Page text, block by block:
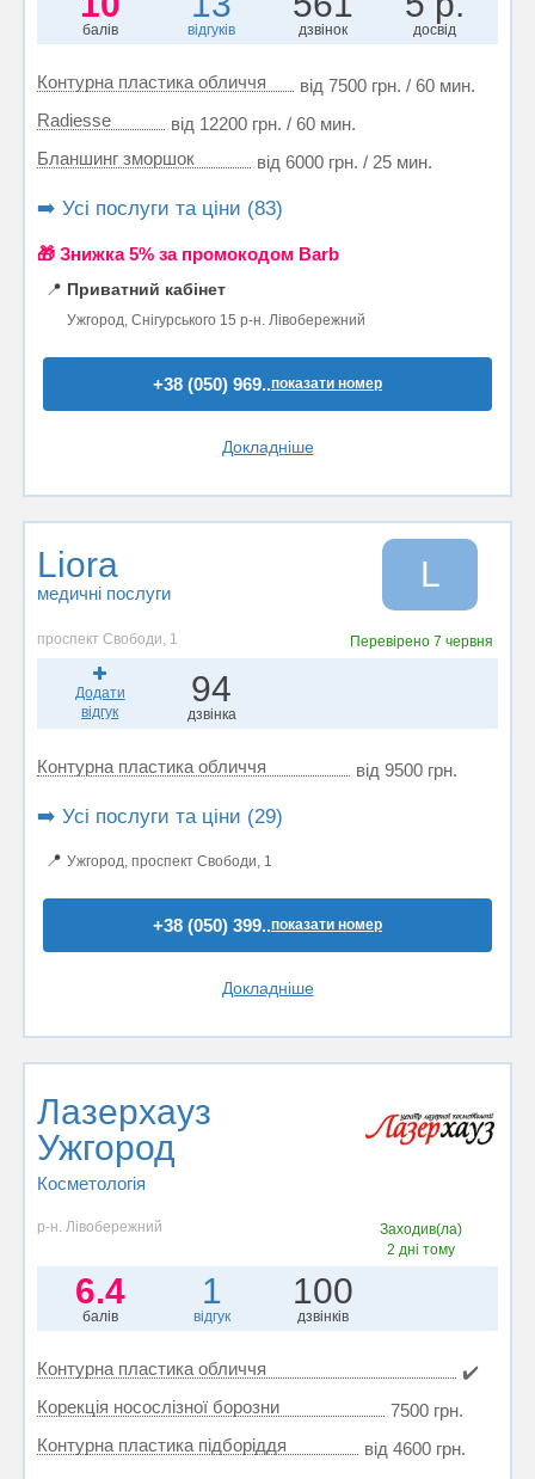
балів відгуків дзвінок досвід
Контурна пластика обличчя
від 7500 грн. / 60 мин.
Radiesse
від 12200 грн. / 60 мин.
Бланшинг зморшок
від 6000 грн. / 25 мин.
➡️ Усі послуги та ціни (83)
🎁 Знижка 5% за промокодом Barb
📍 Приватний кабінет
Ужгород, Снігурського 15 р-н. Лівобережний
+38 (050) 969..показати номер
Докладніше
Liora
медичні послуги L
проспект Свободи, 1 Перевірено 7 червня
Додати
відгук
94
дзвінка
Контурна пластика обличчя від 9500 грн.
➡️ Усі послуги та ціни (29)
📍 Ужгород, проспект Свободи, 1
+38 (050) 399..показати номер
Докладніше
Лазерхауз
Ужгород
Косметологія
р-н. Лівобережний
Заходив(ла)
2 дні тому
6.4
балів
1
відгук
100
дзвінків
Контурна пластика обличчя
✔️
Корекція носослізної борозни
7500 грн.
Контурна пластика підборіддя
від 4600 грн.